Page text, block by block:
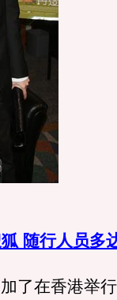
随行人员多
在香港举行